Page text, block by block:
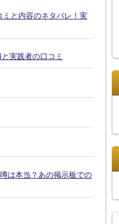
と内容のネタバレ！実
実践者の口コミ
は本当？あの掲示板での